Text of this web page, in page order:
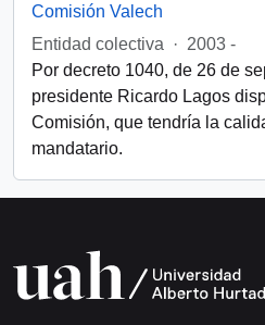
Comisión Valech
Entidad colectiva
· 2003 -
Por decreto 1040, de 26 de
presidente Ricardo Lagos
Comisión, que tendría la
mandatario.